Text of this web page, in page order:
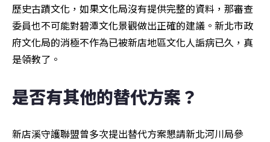
歷史古蹟文化，如果文化局沒有提供完整的資料，那審查
委員也不可能對碧潭文化景觀做出正確的建議。新北市政
府文化局的消極不作為已被新店地區文化人詬病已久，真
是領教了。
是否有其他的替代方案？
新店溪守護聯盟曾多次提出替代方案懇請新北河川局參